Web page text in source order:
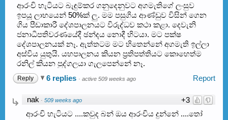
ආරංචි හැටියට බැඳුම්කර ගනුදෙනුවට අගමැතිගේ ලංසුව
ඉපයූ ලාභයෙන් 50%ක් ලු. මම පසුගිය ආණ්ඩුව විසින් ගෙන
ගිය පීඩාකාරී දේශපාලනයට විරුද්ධව කථා කළා. දෙවැනි
ජනාධිපතිවරණයේදී ඡන්දය නොදී හිටයා. මට පක්ෂ
දේශපාලනයක් නෑ. ඇත්තටම මට හිතෙන්නේ අගමැති ඉල්ලා
අස්විය යුතුයි. යහපාලනය කියන ප්‍රතිපත්තියට කොහෙත්ම
රනිල් කියන පුද්ගලයා ගැලපෙන්නේ නෑ.
Report
Reply 6 replies · active 509 weeks ago
+3
nak · 509 weeks ago
ආරංචි හැටියට ....කවුද බන් ඔය ආරංචිය දුන්නේ ....තෝ